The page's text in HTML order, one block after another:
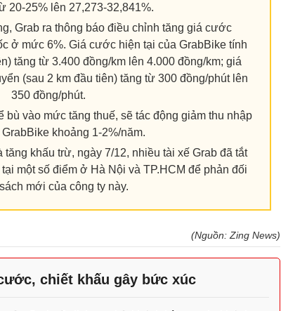
20-25% lên 27,273-32,841%.
Grab ra thông báo điều chỉnh tăng giá cước
ở mức 6%. Giá cước hiện tại của GrabBike tính
tăng từ 3.400 đồng/km lên 4.000 đồng/km; giá
(sau 2 km đầu tiên) tăng từ 300 đồng/phút lên
350 đồng/phút.
bù vào mức tăng thuế, sẽ tác động giảm thu nhập
khoảng 1-2%/năm.
khấu trừ, ngày 7/12, nhiều tài xế Grab đã tắt
một số điểm ở Hà Nội và TP.HCM để phản đối
mới của công ty này.
(Nguồn: Zing News)
chiết khấu gây bức xúc